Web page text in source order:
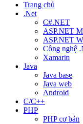
Trang chủ
.Net
C#.NET
ASP.NET
ASP.NET
Công nghệ
Xamarin
Java
Java base
Java web
Android
C/C++
PHP
PHP cơ bản